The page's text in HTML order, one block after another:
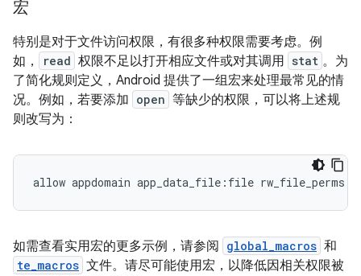
宏
特别是对于文件访问权限，有很多种权限需要考虑。例
如，
read 权限不足以打开相应文件或对其调用 stat 。为
了简化规则定义，Android 提供了一组宏来处理最常见的情
况。例如，若要添加 open 等缺少的权限，可以将上述规
则改写为：
如需查看实用宏的更多示例，请参阅 global_macros 和
te_macros 文件。请尽可能使用宏，以降低因相关权限被